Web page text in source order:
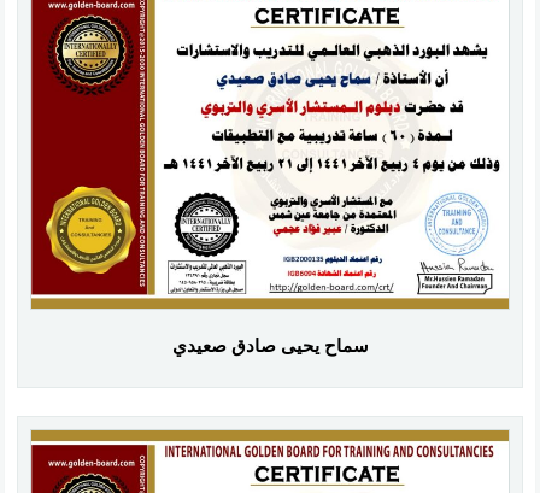
سماح يحيى صادق صعيدي